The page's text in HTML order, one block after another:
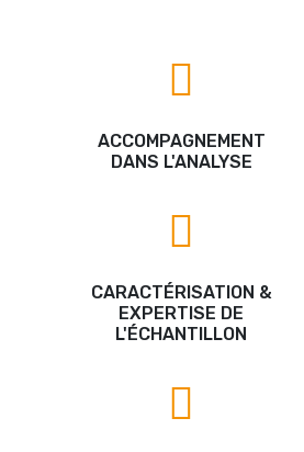
ACCOMPAGNEMENT
DANS L'ANALYSE
CARACTÉRISATION &
EXPERTISE DE
L'ÉCHANTILLON